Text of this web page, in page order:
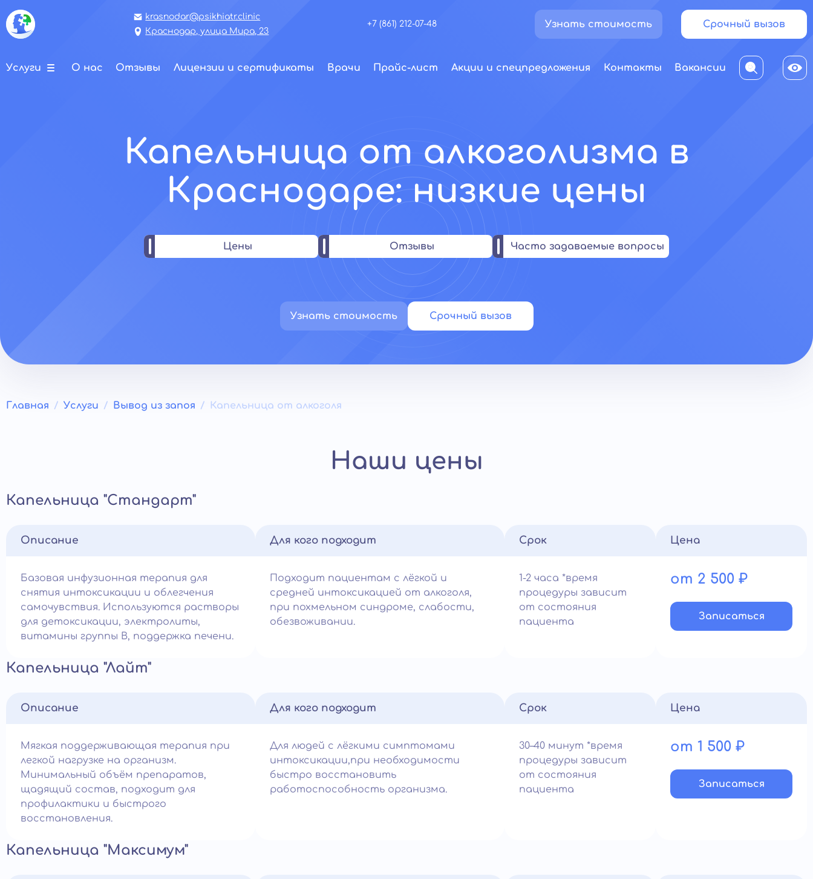
krasnodar@psikhiatr.clinic
Краснодар, улица Мира, 23
+7 (861) 212-07-48 Узнать стоимость Срочный вызов
Услуги О нас Отзывы Лицензии и сертификаты Врачи Прайс-лист Акции и спецпредложения Контакты Вакансии
Капельница от алкоголизма в
Краснодаре: низкие цены
Цены Отзывы Часто задаваемые вопросы
Узнать стоимость Срочный вызов
Главная Услуги Вывод из запоя Капельница от алкоголя
Наши цены
Капельница "Стандарт"
Описание
Базовая инфузионная терапия для
снятия интоксикации и облегчения
самочувствия. Используются растворы
для детоксикации, электролиты,
витамины группы B, поддержка печени.
Для кого подходит
Подходит пациентам с лёгкой и
средней интоксикацией от алкоголя,
при похмельном синдроме, слабости,
обезвоживании.
Срок
1-2 часа *время
процедуры зависит
от состояния
пациента
Цена
от 2 500 ₽
Записатьcя
Капельница "Лайт"
Описание
Мягкая поддерживающая терапия при
легкой нагрузке на организм.
Минимальный объём препаратов,
щадящий состав, подходит для
профилактики и быстрого
восстановления.
Для кого подходит
Для людей с лёгкими симптомами
интоксикации,при необходимости
быстро восстановить
работоспособность организма.
Срок
30–40 минут *время
процедуры зависит
от состояния
пациента
Цена
от 1 500 ₽
Записатьcя
Капельница "Максимум"